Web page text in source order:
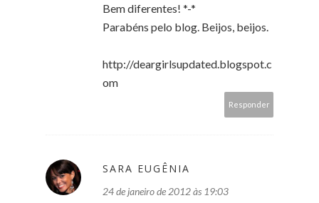
Bem diferentes! *-*
Parabéns pelo blog. Beijos, beijos.
http://deargirlsupdated.blogspot.c
om
Responder
SARA EUGÊNIA
24 de janeiro de 2012 às 19:03